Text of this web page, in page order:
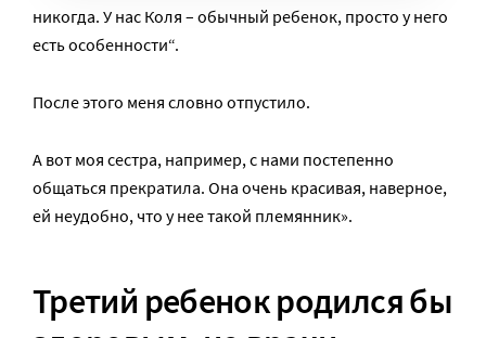
никогда. У нас Коля – обычный ребенок, просто у него
есть особенности“.
После этого меня словно отпустило.
А вот моя сестра, например, с нами постепенно
общаться прекратила. Она очень красивая, наверное,
ей неудобно, что у нее такой племянник».
Третий ребенок родился бы